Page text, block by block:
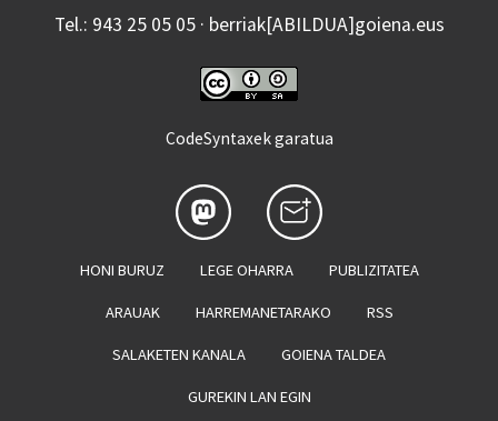
Tel.: 943 25 05 05 · berriak[ABILDUA]goiena.eus
CodeSyntaxek garatua
HONI BURUZ LEGE OHARRA PUBLIZITATEA
ARAUAK HARREMANETARAKO RSS
SALAKETEN KANALA GOIENA TALDEA
GUREKIN LAN EGIN